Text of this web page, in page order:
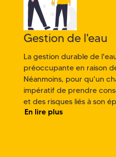
Gestion de l'eau
La gestion durable de
préoccupante en raison
Néanmoins, pour qu'un
impératif de prendre
et des risques liés à son
En lire plus